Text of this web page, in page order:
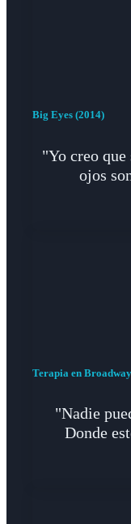
Big Eyes (2014)
"Yo creo que
ojos
Terapia en
"Nadie
Donde